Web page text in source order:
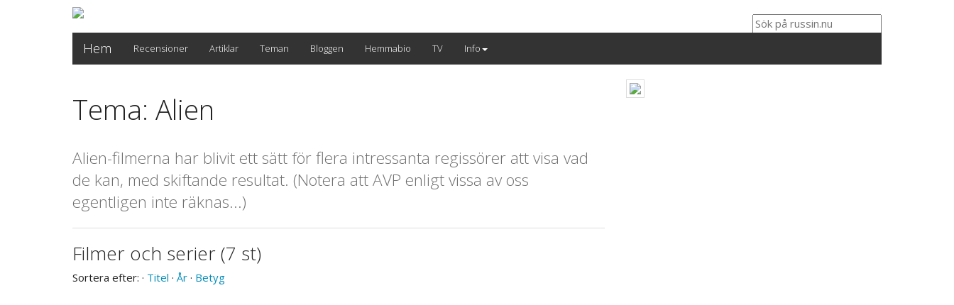
Hem Recensioner Artiklar Teman Bloggen Hemmabio TV Info
Tema: Alien
Alien-filmerna har blivit ett sätt för flera intressanta regissörer att visa vad
de kan, med skiftande resultat. (Notera att AVP enligt vissa av oss
egentligen inte räknas...)
Filmer och serier (7 st)
Sortera efter: · Titel ·År · Betyg